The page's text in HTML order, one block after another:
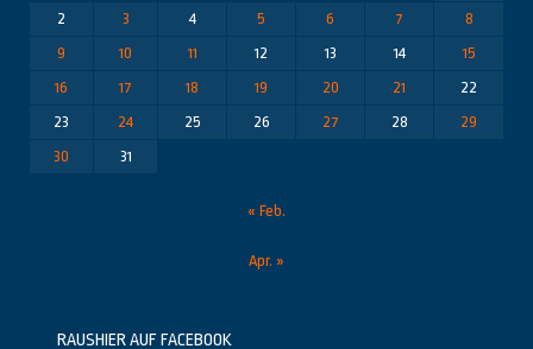
2
3 4 5 6 7
8
9
10 11 12 13 14
15
16
17 18 19 20 21
22
23
24 25 26 27 28
29
30
31
« Feb.
Apr. »
RAUSHIER AUF FACEBOOK